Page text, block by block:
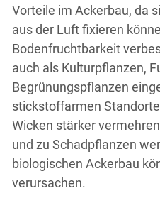
Vorteile im Ackerbau, da
aus der Luft fixieren
Bodenfruchtbarkeit
auch als Kulturpflanzen,
Begrünungspflanzen
stickstoffarmen
Wicken stärker
und zu Schadpflanzen
biologischen Ackerbau
verursachen.